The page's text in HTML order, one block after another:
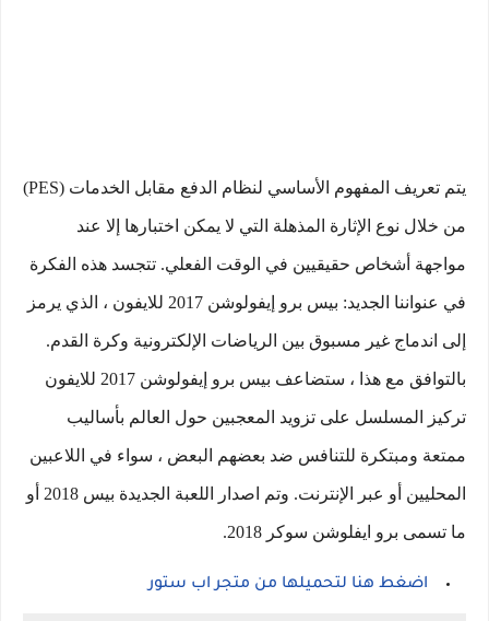
يتم تعريف المفهوم الأساسي لنظام الدفع مقابل الخدمات (PES)
من خلال نوع الإثارة المذهلة التي لا يمكن اختبارها إلا عند
مواجهة أشخاص حقيقيين في الوقت الفعلي. تتجسد هذه الفكرة
في عنواننا الجديد: بيس برو إيفولوشن 2017 للايفون ، الذي يرمز
إلى اندماج غير مسبوق بين الرياضات الإلكترونية وكرة القدم.
بالتوافق مع هذا ، ستضاعف بيس برو إيفولوشن 2017 للايفون
تركيز المسلسل على تزويد المعجبين حول العالم بأساليب
ممتعة ومبتكرة للتنافس ضد بعضهم البعض ، سواء في اللاعبين
المحليين أو عبر الإنترنت. وتم اصدار اللعبة الجديدة بيس 2018 أو
ما تسمى برو ايفلوشن سوكر 2018.
اضغط هنا لتحميلها من متجر اب ستور